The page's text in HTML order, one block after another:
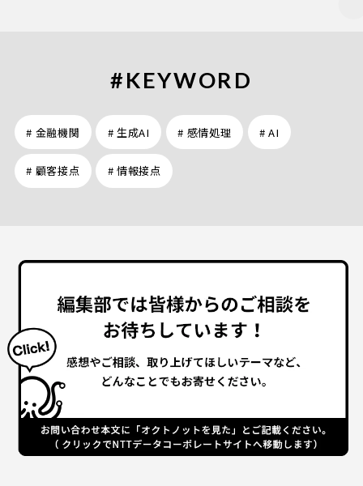
#KEYWORD
# 金融機関 # 生成AI # 感情処理 # AI
# 顧客接点 # 情報接点